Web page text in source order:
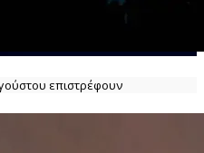
επιστρέφουν